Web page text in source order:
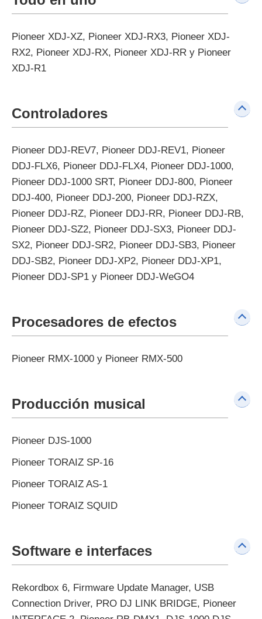
Pioneer XDJ-XZ, Pioneer XDJ-RX3, Pioneer XDJ-
RX2, Pioneer XDJ-RX, Pioneer XDJ-RR y Pioneer
XDJ-R1
Controladores
Pioneer DDJ-REV7, Pioneer DDJ-REV1, Pioneer
DDJ-FLX6, Pioneer DDJ-FLX4, Pioneer DDJ-1000,
Pioneer DDJ-1000 SRT, Pioneer DDJ-800, Pioneer
DDJ-400, Pioneer DDJ-200, Pioneer DDJ-RZX,
Pioneer DDJ-RZ, Pioneer DDJ-RR, Pioneer DDJ-RB,
Pioneer DDJ-SZ2, Pioneer DDJ-SX3, Pioneer DDJ-
SX2, Pioneer DDJ-SR2, Pioneer DDJ-SB3, Pioneer
DDJ-SB2, Pioneer DDJ-XP2, Pioneer DDJ-XP1,
Pioneer DDJ-SP1 y Pioneer DDJ-WeGO4
Procesadores de efectos
Pioneer RMX-1000 y Pioneer RMX-500
Producción musical
Pioneer DJS-1000
Pioneer TORAIZ SP-16
Pioneer TORAIZ AS-1
Pioneer TORAIZ SQUID
Software e interfaces
Rekordbox 6, Firmware Update Manager, USB
Connection Driver, PRO DJ LINK BRIDGE, Pioneer